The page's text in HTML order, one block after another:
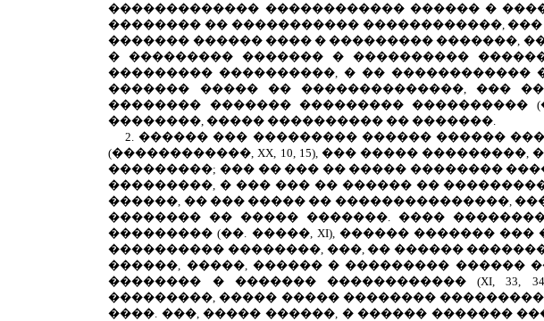
������������� ������������ ������ �
�������� �� ����������� ������������,
������� ������ ���� � ��������� �������,
� ��������� ������� � ����������
��������� ����������, � �� ������������
������� ����� �� ��������������, ���
�������� ������� ��������� ����������
��������, ����� ���������� �� �������.
2. ������ ��� ��������� ������ ������
(������������,XX, 10, 15), ��� �����
���������; ��� �� ��� �� ����� ��������
���������, � ��� ��� �� ������ ��
������, �� ��� ����� �� ���������������,
�������� �� ����� �������. ����
��������� (��. �����, XI), ������ ������� ���
���������� ��������, ���, �� ������
������, �����, ������ � ��������� ������
�������� � ������� ������������ (XI, 33,
���������, ����� ����� ��������
����. ���, ����� ������, � ������ �������